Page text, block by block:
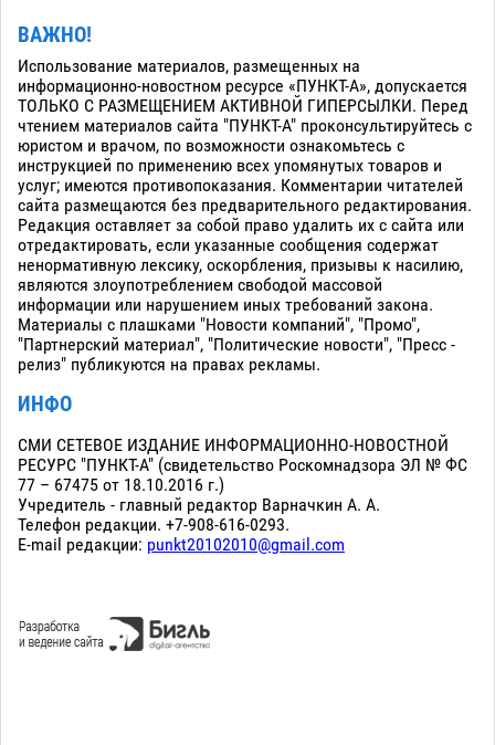
ВАЖНО!
Использование материалов, размещенных на
информационно-новостном ресурсе «ПУНКТ-А», допускается
ТОЛЬКО С РАЗМЕЩЕНИЕМ АКТИВНОЙ ГИПЕРСЫЛКИ. Перед
чтением материалов сайта "ПУНКТ-А" проконсультируйтесь с
юристом и врачом, по возможности ознакомьтесь с
инструкцией по применению всех упомянутых товаров и
услуг; имеются противопоказания. Комментарии читателей
сайта размещаются без предварительного редактирования.
Редакция оставляет за собой право удалить их с сайта или
отредактировать, если указанные сообщения содержат
ненормативную лексику, оскорбления, призывы к насилию,
являются злоупотреблением свободой массовой
информации или нарушением иных требований закона.
Материалы с плашками "Новости компаний", "Промо",
"Партнерский материал", "Политические новости", "Пресс -
релиз" публикуются на правах рекламы.
ИНФО
СМИ СЕТЕВОЕ ИЗДАНИЕ ИНФОРМАЦИОННО-НОВОСТНОЙ
РЕСУРС "ПУНКТ-А" (свидетельство Роскомнадзора ЭЛ № ФС
77 – 67475 от 18.10.2016 г.)
Учредитель - главный редактор Варначкин А. А.
Телефон редакции. +7-908-616-0293.
E-mail редакции: punkt20102010@gmail.com